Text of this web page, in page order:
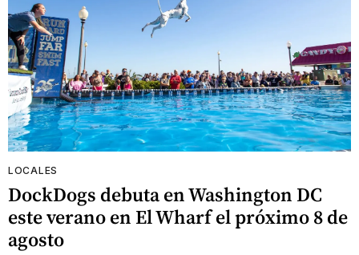
LOCALES
DockDogs debuta en Washington DC
este verano en El Wharf el próximo 8 de
agosto